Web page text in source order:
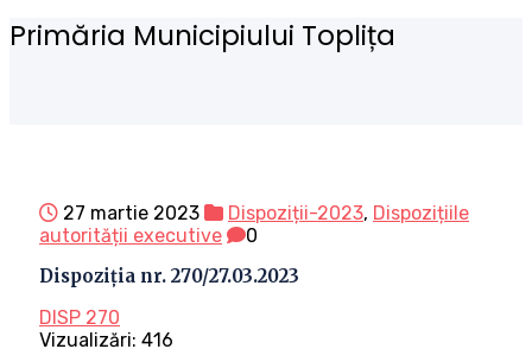
Primăria Municipiului Toplița
27 martie 2023 Dispoziții-2023, Dispozițiile
autorității executive
0
Dispoziția nr. 270/27.03.2023
DISP 270
Vizualizări: 416